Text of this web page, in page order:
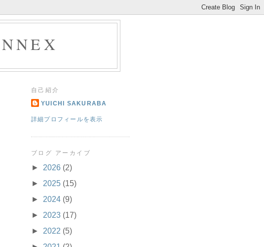
自己紹介
YUICHI SAKURABA
詳細プロフィールを表示
ブログ アーカイブ
► 2026 (2)
► 2025 (15)
► 2024 (9)
► 2023 (17)
► 2022 (5)